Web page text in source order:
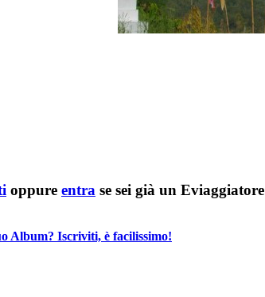
oppure entra se sei già un Eviaggiatore
Album? Iscriviti, è facilissimo!